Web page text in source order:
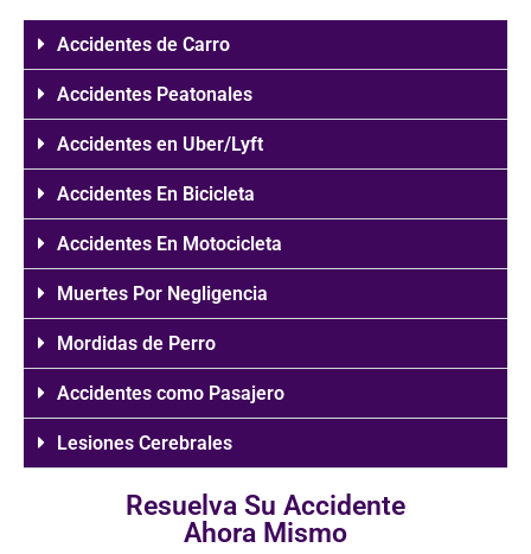
Accidentes de Carro
Accidentes Peatonales
Accidentes en Uber/Lyft
Accidentes En Bicicleta
Accidentes En Motocicleta
Muertes Por Negligencia
Mordidas de Perro
Accidentes como Pasajero
Lesiones Cerebrales
Resuelva Su Accidente
Ahora Mismo